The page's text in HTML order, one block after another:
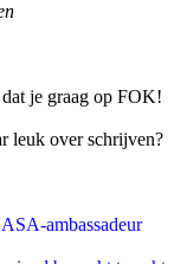
je graag op FOK!
leuk over schrijven?
ambassadeur